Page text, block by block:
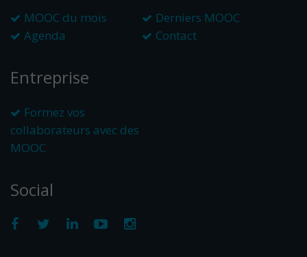
MOOC du mois
Derniers MOOC
Agenda
Contact
Entreprise
Formez vos
collaborateurs avec des
MOOC
Social